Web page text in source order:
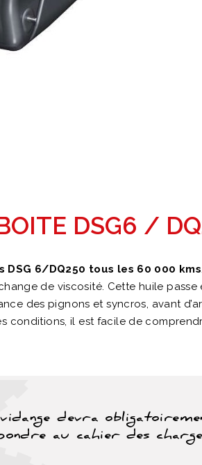
DSG6 /
6/DQ250 tous les 60 000 kms
de viscosité. Cette huile
des pignons et syncros, avant
conditions, il est facile de
devra
au cahier des